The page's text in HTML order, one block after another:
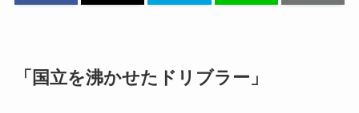
「国立を沸かせたドリブラー」